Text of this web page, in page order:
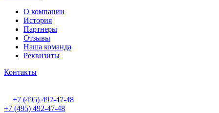
О компании
История
Партнеры
Отзывы
Наша команда
Реквизиты
Контакты
+7 (495) 492-47-48
+7 (495) 492-47-48